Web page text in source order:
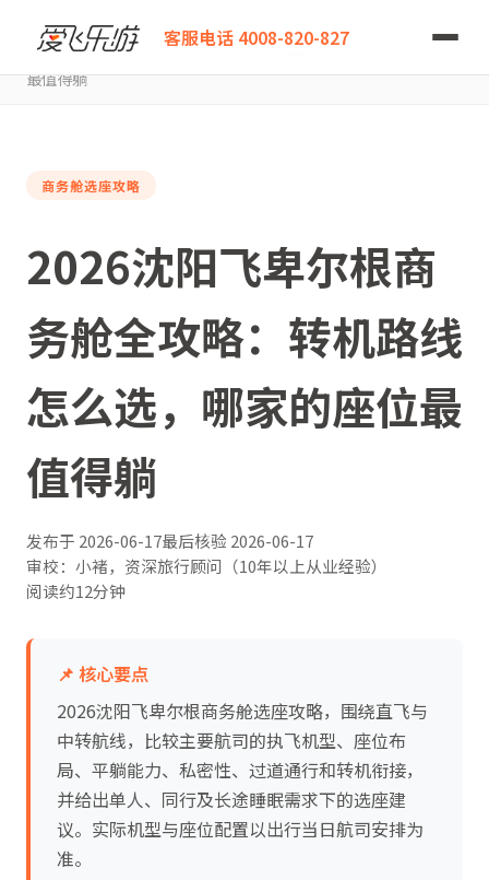
客服电话 4008-820-827
爱飞乐游
2026沈阳飞卑尔根商务舱全攻略：转机路线怎么选，哪家的座位
最值得躺
商务舱选座攻略
2026沈阳飞卑尔根商
务舱全攻略：转机路线
怎么选，哪家的座位最
值得躺
发布于 2026-06-17最后核验2026-06-17
审校：小褚，资深旅行顾问（10年以上从业经验）
阅读约12分钟
📌 核心要点
2026沈阳飞卑尔根商务舱选座攻略，围绕直飞与
中转航线，比较主要航司的执飞机型、座位布
局、平躺能力、私密性、过道通行和转机衔接，
并给出单人、同行及长途睡眠需求下的选座建
议。实际机型与座位配置以出行当日航司安排为
准。